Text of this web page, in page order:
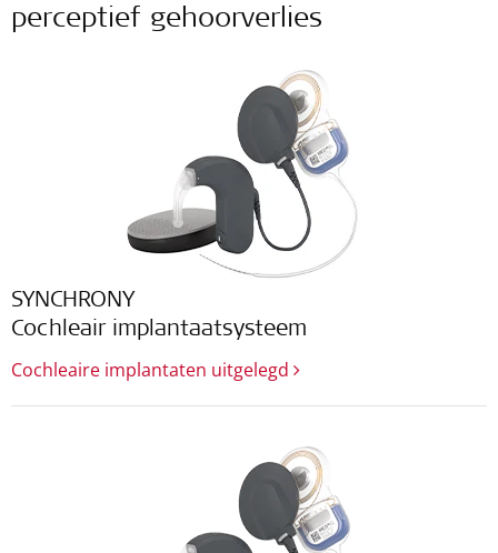
perceptief gehoorverlies
SYNCHRONY
Cochleair implantaatsysteem
Cochleaire implantaten uitgelegd